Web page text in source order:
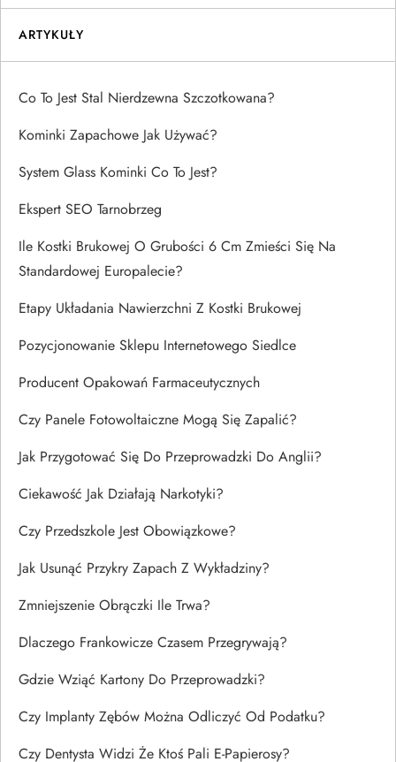
ARTYKUŁY
Co To Jest Stal Nierdzewna Szczotkowana?
Kominki Zapachowe Jak Używać?
System Glass Kominki Co To Jest?
Ekspert SEO Tarnobrzeg
Ile Kostki Brukowej O Grubości 6 Cm Zmieści Się Na
Standardowej Europalecie?
Etapy Układania Nawierzchni Z Kostki Brukowej
Pozycjonowanie Sklepu Internetowego Siedlce
Producent Opakowań Farmaceutycznych
Czy Panele Fotowoltaiczne Mogą Się Zapalić?
Jak Przygotować Się Do Przeprowadzki Do Anglii?
Ciekawość Jak Działają Narkotyki?
Czy Przedszkole Jest Obowiązkowe?
Jak Usunąć Przykry Zapach Z Wykładziny?
Zmniejszenie Obrączki Ile Trwa?
Dlaczego Frankowicze Czasem Przegrywają?
Gdzie Wziąć Kartony Do Przeprowadzki?
Czy Implanty Zębów Można Odliczyć Od Podatku?
Czy Dentysta Widzi Że Ktoś Pali E-Papierosy?